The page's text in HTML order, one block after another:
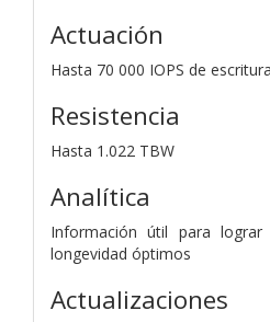
Actuación
Hasta 70 000 IOPS de
Resistencia
Hasta 1.022 TBW
Analítica
Información útil para
longevidad óptimos
Actualizaciones